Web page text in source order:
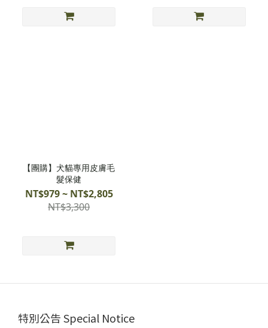
【團購】犬貓專用皮膚毛
髮保健
NT$979 ~ NT$2,805
NT$3,300
特別公告 Special Notice